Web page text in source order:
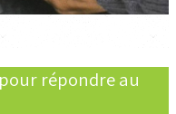
répondre au